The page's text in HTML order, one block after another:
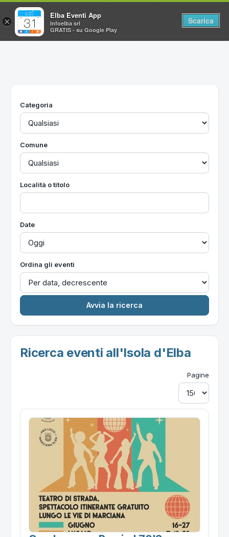
Home
Utilità
Categoria
Comune
Località o titolo
Date
Ordina gli eventi
Ricerca eventi all'Isola d'Elba
Pagine
×
Elba Eventi App
Infoelba srl
GRATIS - su Google Play
Scarica